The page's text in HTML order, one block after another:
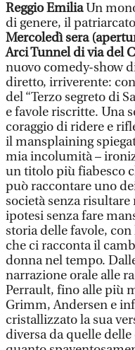
Reggio EmiliaUn
di genere, il
Mercoledì sera
Arci Tunnel di via del
nuovo comedy-show
diretto, irriverente:
del “Terzo segreto di
e favole riscritte. Una
coraggio di ridere e
il mansplaining
mia incolumità –
un titolo più fiabesco
può raccontare uno
società senza
ipotesi senza fare
storia delle favole,
che ci racconta il
donna nel tempo.
narrazione orale alle
Perrault, fino alle più
Grimm, Andersen e
cristallizzato la sua
diversa da quelle delle